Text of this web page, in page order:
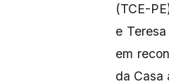
(TCE-
e
em
da Casa